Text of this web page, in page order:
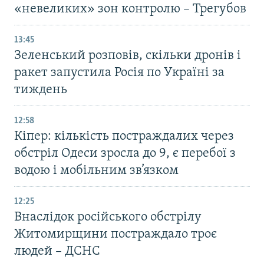
«невеликих» зон контролю – Трегубов
13:45
Зеленський розповів, скільки дронів і
ракет запустила Росія по Україні за
тиждень
12:58
Кіпер: кількість постраждалих через
обстріл Одеси зросла до 9, є перебої з
водою і мобільним зв’язком
12:25
Внаслідок російського обстрілу
Житомирщини постраждало троє
людей – ДСНС